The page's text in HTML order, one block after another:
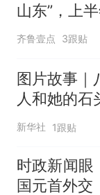
山东”，上
境游客增长
齐鲁壹点 3跟贴
图片故事｜
人和她的石
新华社 1跟贴
时政新闻眼
国元首外交